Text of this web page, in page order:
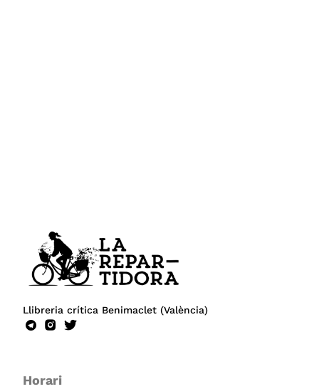
Llibreria crítica Benimaclet (València)
Horari